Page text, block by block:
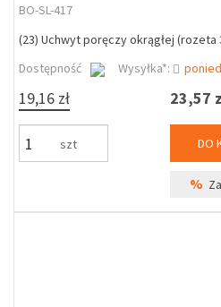
BO-SL-417
(23) Uchwyt poręczy okrągłej (rozeta
Dostępność
Wysyłka*:
19,16 zł
szt
23,57
DO
%